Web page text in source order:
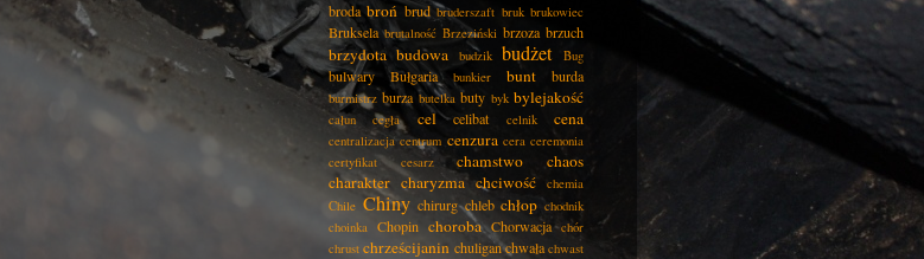
broda broń brud bruderszaft bruk brukowiec
Bruksela brutalność Brzeziński brzoza brzuch
brzydota budowa budzik budżet Bug
bulwary Bułgaria bunkier bunt burda
burmistrz burza butelka buty byk bylejakość
całun cegła cel celibat celnik cena
centralizacja centrum cenzura cera ceremonia
certyfikat
cesarz chamstwo
chaos
charakter charyzma chciwość
chemia
Chile Chiny chirurg chleb chłop chodnik
choinka Chopin choroba Chorwacja chór
chrust chrześcijanin chuligan chwała chwast